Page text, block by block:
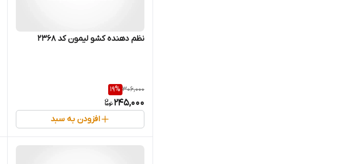
نظم دهنده کشو لیمون کد 2368
306,000
19%
245,000
افزودن به سبد